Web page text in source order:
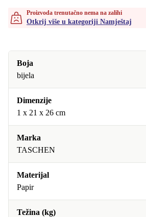
Proizvoda trenutačno nema na zalihi
Otkrij više u kategoriji Namještaj
Boja
bijela
Dimenzije
1 x 21 x 26 cm
Marka
TASCHEN
Materijal
Papir
Težina (kg)